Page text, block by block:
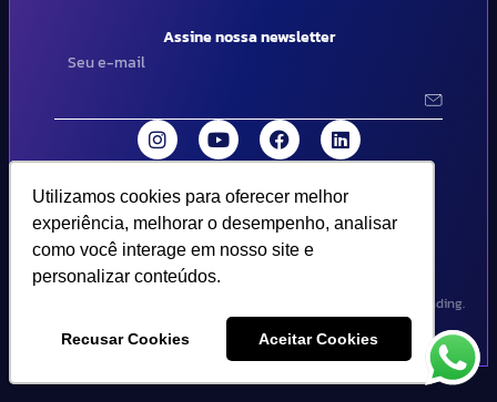
Utilizamos cookies para oferecer melhor
experiência, melhorar o desempenho, analisar
como você interage em nosso site e
personalizar conteúdos.
Recusar Cookies Aceitar Cookies
Utilizamos cookies para oferecer melhor
experiência, melhorar o desempenho, analisar
como você interage em nosso site e
personalizar conteúdos.
Recusar Cookies Aceitar Cookies
Assine nossa newsletter
© 2024 SIEG Soluções Fiscais Estratégicas. Todos os direitos
reservados | Termos de uso e política de privacidade..
Design por Empória Branding.